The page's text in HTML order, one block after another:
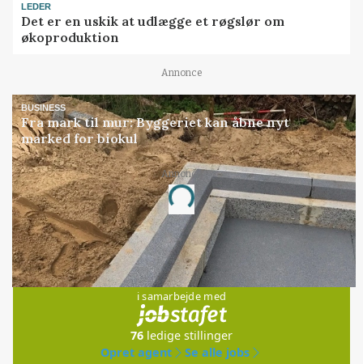
LEDER
Det er en uskik at udlægge et røgslør om
økoproduktion
Annonce
BUSINESS
Fra mark til mur: Byggeriet kan åbne nyt
marked for biokul
Annonce
Loading...
Jobs
i samarbejde med
76 ledige stillinger
Opret agent
Se alle jobs